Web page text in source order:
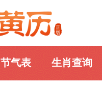
节气表 生肖查询